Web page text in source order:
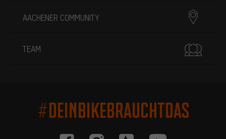
AACHENER COMMUNITY
TEAM
#DEINBIKEBRAUCHTDAS